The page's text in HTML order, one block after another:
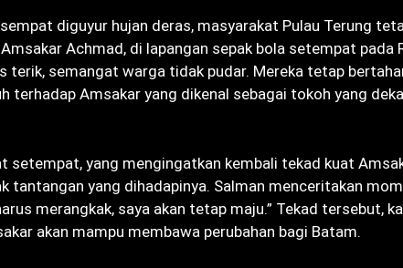
diguyur hujan deras, masyarakat Pulau Terung
Achmad, di lapangan sepak bola setempat pada
semangat warga tidak pudar. Mereka tetap
terhadap Amsakar yang dikenal sebagai tokoh yang
setempat, yang mengingatkan kembali tekad kuat
tantangan yang dihadapinya. Salman menceritakan
merangkak, saya akan tetap maju.” Tekad tersebut,
akan mampu membawa perubahan bagi Batam.